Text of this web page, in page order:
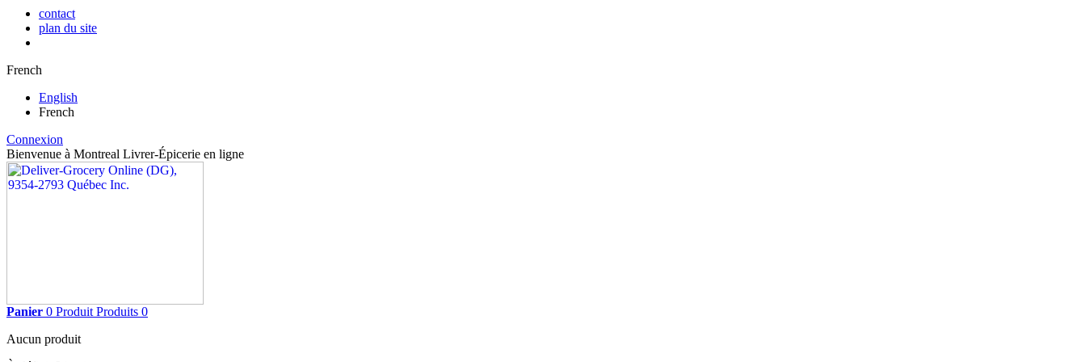
contact
plan du site
French
English
French
Connexion
Bienvenue à Montreal Livrer-Épicerie en ligne
Panier 0 Produit Produits 0
Aucun produit